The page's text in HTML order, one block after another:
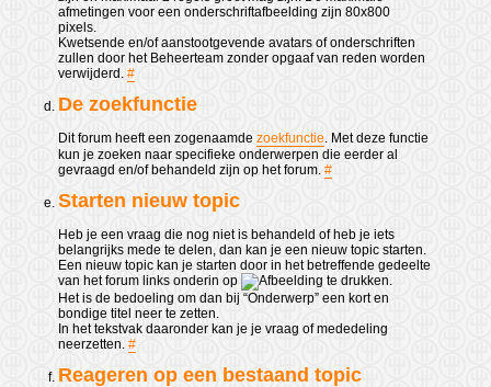
afmetingen voor een onderschriftafbeelding zijn 80x800
pixels.
Kwetsende en/of aanstootgevende avatars of onderschriften
zullen door het Beheerteam zonder opgaaf van reden worden
verwijderd. #
De zoekfunctie
Dit forum heeft een zogenaamde zoekfunctie . Met deze functie
kun je zoeken naar specifieke onderwerpen die eerder al
gevraagd en/of behandeld zijn op het forum. #
Starten nieuw topic
Heb je een vraag die nog niet is behandeld of heb je iets
belangrijks mede te delen, dan kan je een nieuw topic starten.
Een nieuw topic kan je starten door in het betreffende gedeelte
van het forum links onderin op
te drukken.
Het is de bedoeling om dan bij “Onderwerp” een kort en
bondige titel neer te zetten.
In het tekstvak daaronder kan je je vraag of mededeling
neerzetten. #
Reageren op een bestaand topic